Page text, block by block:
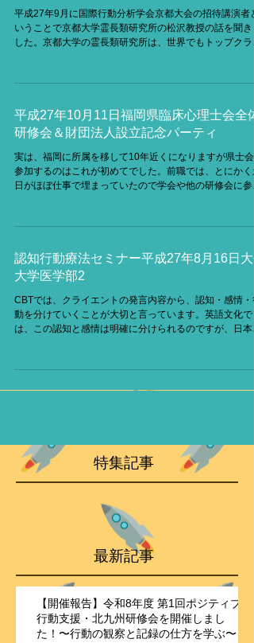
平成27年9月に国際行動分析学会京都大会の招待講演者と
いうことで京都大学霊長類研究所の松沢教授の話を聞き
した。京都大学の霊長類研究所は、世界でもトップクラ
は高度に社会...
平成27年10月11日福岡県臨床心理士会全体
研修会＆財団法人設立記念パーティ
実は、福岡に所属を移して10年近くになりますが県士会
参加するのはこれが初めてでした。前職では、とにかく
日がほぼ仕事で埋まっていたので学会や他の研修会に参
うになっ...
認知行動療法セミナー平成27年8月16日大
大学医学部2
CBTでは、クライエントの発言内容から、認知・感情・
動を分けていくことが大切と言っています。英語文化で
は、この認知と感情は明確に分けられるのですが、日本
特集記事
最新記事
【開催報告】令和8年度 第1回ポジティブ
行動支援・北九州研修会を開催しまし
た！〜行動の観察と記録の仕方を学ぶ〜